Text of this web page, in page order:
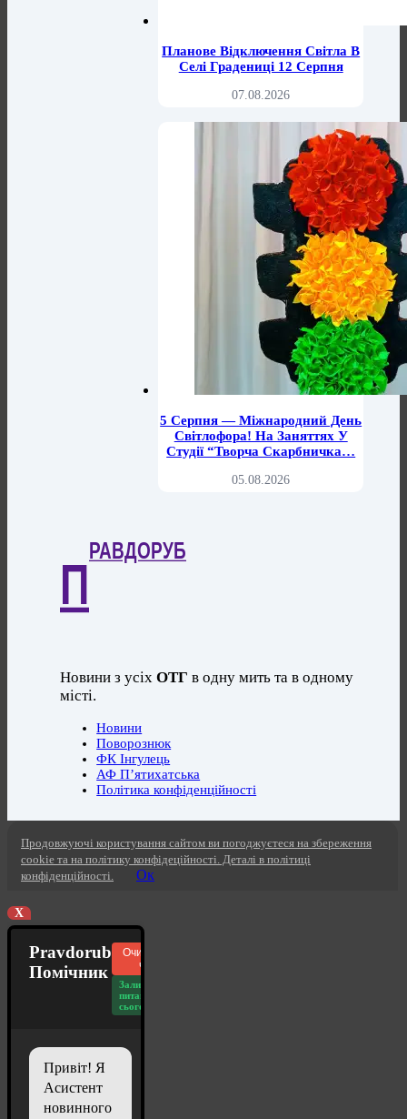
Планове Відключення Світла В
Селі Градениці 12 Серпня
07.08.2026
5 Серпня — Міжнародний День
Світлофора! На Заняттях У
Студії “Творча Скарбничка…
05.08.2026
П
РАВДОРУБ
Новини з усіхОТГ в одну мить та в одному
місті.
Новини
Поворознюк
ФК Інгулець
АФ П’ятихатська
Політика конфіденційності
Продовжуючі користування сайтом ви погоджуєтеся на збереження
cookie та на політику конфідеційності. Деталі в політиці
конфіденційності.
Ок
X
Pravdorub
Помічник
Очистити
чат
Залишилось
питань
сьогодні: 20
Привіт! Я
Асистент
новинного